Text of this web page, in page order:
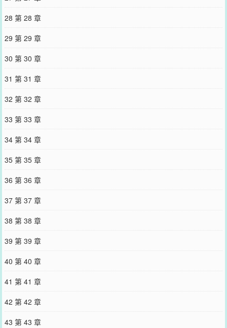
28 第 28 章
29 第 29 章
30 第 30 章
31 第 31 章
32 第 32 章
33 第 33 章
34 第 34 章
35 第 35 章
36 第 36 章
37 第 37 章
38 第 38 章
39 第 39 章
40 第 40 章
41 第 41 章
42 第 42 章
43 第 43 章